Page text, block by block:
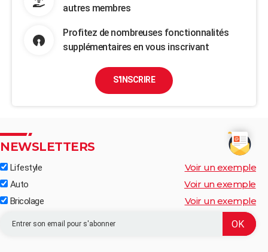
autres membres
Profitez de nombreuses fonctionnalités
supplémentaires en vous inscrivant
S'INSCRIRE
NEWSLETTERS
Lifestyle Voir un exemple
Auto Voir un exemple
Bricolage Voir un exemple